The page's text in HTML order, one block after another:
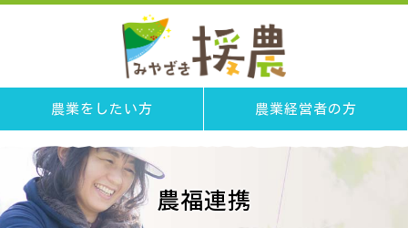
農業をしたい方 農業経営者の方
農福連携